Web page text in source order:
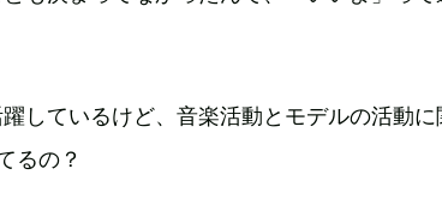
しているけど、音楽活動とモデルの活動に
るの？